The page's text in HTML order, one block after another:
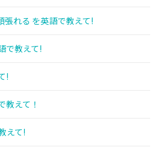
張れる を英語で教えて!
で教えて!
!
教えて！
えて!